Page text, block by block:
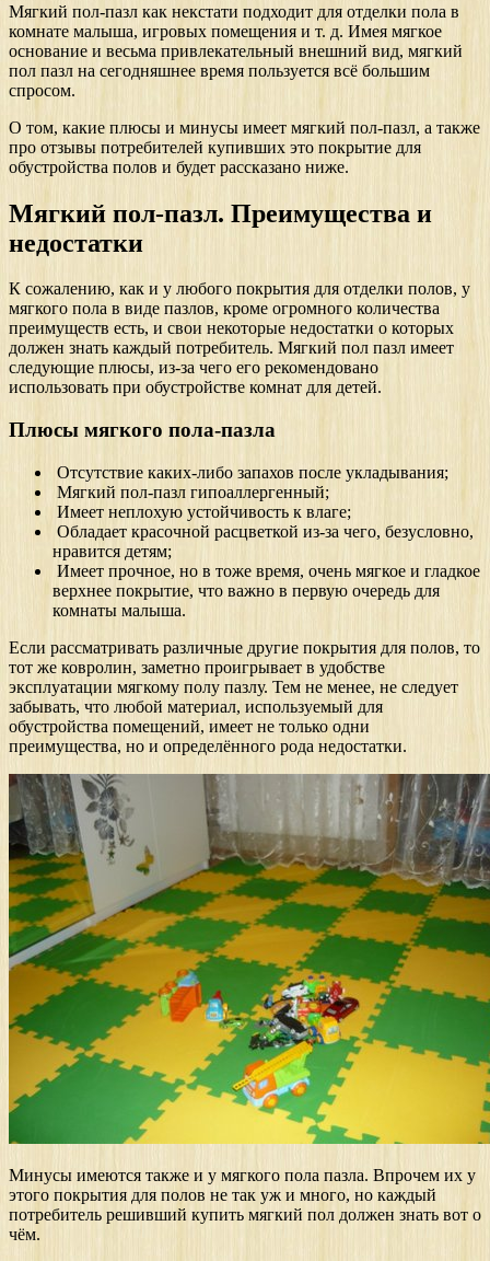
Мягкий пол-пазл как некстати подходит для отделки пола в
комнате малыша, игровых помещения и т. д. Имея мягкое
основание и весьма привлекательный внешний вид, мягкий
пол пазл на сегодняшнее время пользуется всё большим
спросом.
О том, какие плюсы и минусы имеет мягкий пол-пазл, а также
про отзывы потребителей купивших это покрытие для
обустройства полов и будет рассказано ниже.
Мягкий пол-пазл. Преимущества и
недостатки
К сожалению, как и у любого покрытия для отделки полов, у
мягкого пола в виде пазлов, кроме огромного количества
преимуществ есть, и свои некоторые недостатки о которых
должен знать каждый потребитель. Мягкий пол пазл имеет
следующие плюсы, из-за чего его рекомендовано
использовать при обустройстве комнат для детей.
Плюсы мягкого пола-пазла
Отсутствие каких-либо запахов после укладывания;
Мягкий пол-пазл гипоаллергенный;
Имеет неплохую устойчивость к влаге;
Обладает красочной расцветкой из-за чего, безусловно,
нравится детям;
Имеет прочное, но в тоже время, очень мягкое и гладкое
верхнее покрытие, что важно в первую очередь для
комнаты малыша.
Если рассматривать различные другие покрытия для полов, то
тот же ковролин, заметно проигрывает в удобстве
эксплуатации мягкому полу пазлу. Тем не менее, не следует
забывать, что любой материал, используемый для
обустройства помещений, имеет не только одни
преимущества, но и определённого рода недостатки.
Минусы имеются также и у мягкого пола пазла. Впрочем их у
этого покрытия для полов не так уж и много, но каждый
потребитель решивший купить мягкий пол должен знать вот о
чём.